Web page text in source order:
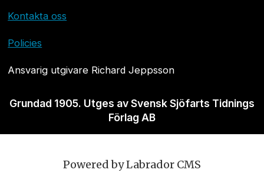
Kontakta oss
Policies
Ansvarig utgivare Richard Jeppsson
Grundad 1905. Utges av Svensk Sjöfarts Tidnings
Förlag AB
Powered by Labrador CMS